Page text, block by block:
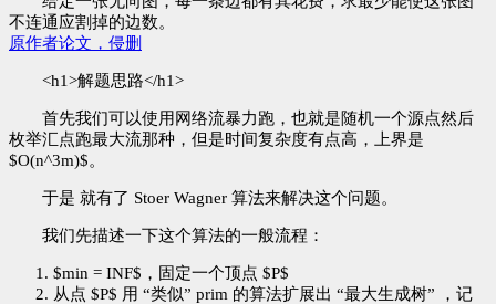
不连通应割掉的边数。
原作者论文，侵删
<h1>解题思路</h1>
首先我们可以使用网络流暴力跑，也就是随机一个源点然后
枚举汇点跑最大流那种，但是时间复杂度有点高，上界是
$O(n^3m)$。
于是 就有了 Stoer Wagner 算法来解决这个问题。
我们先描述一下这个算法的一般流程：
$min = INF$，固定一个顶点 $P$
从点 $P$ 用 “类似” prim 的算法扩展出 “最大生成树” ，记